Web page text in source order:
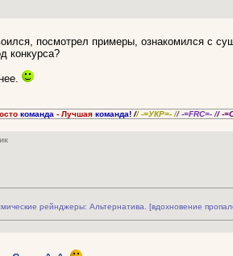
посмотрел примеры, ознакомился с
конкурса?
команда - Лучшая команда! // -=УКР=- // -=FRC=- // -
рейнджеры: Альтернатива. [вдохновение